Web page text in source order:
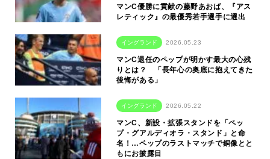
マンC優勝に貢献の藤野あおば、『アス
レティック』の最優秀若手選手に選出
イングランド 2026.05.23
マンC退任のペップが明かす最大の心残
りとは？ 「長年心の奥底に抱えてきた
後悔がある」
イングランド 2026.05.22
マンC、新設・拡張スタンドを「ペッ
プ・グアルディオラ・スタンド」と命
名！…ペップのラストマッチで銅像とと
もにお披露目